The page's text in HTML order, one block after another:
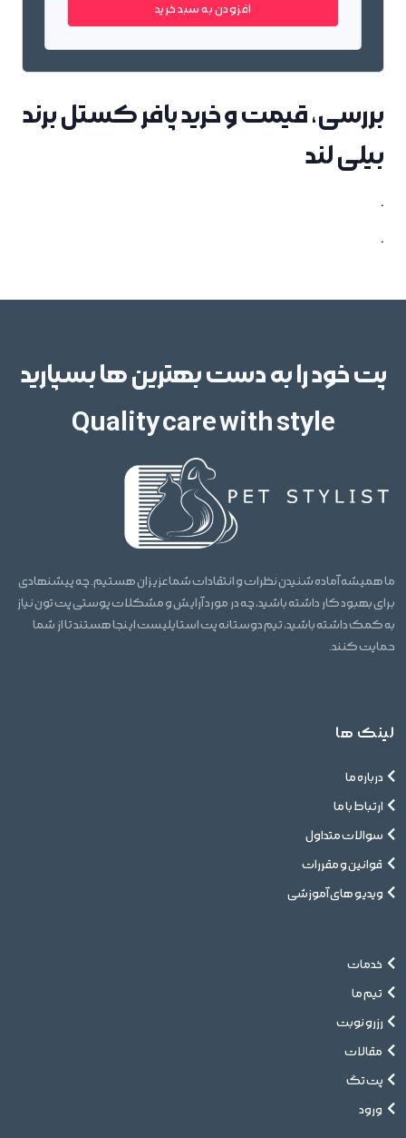
افزودن به سبد خرید
بررسی، قیمت و خرید پافر کستل برند
بیلی لند
.
.
پت خود را به دست بهترین ها بسپارید
Quality care with style
ما همیشه آماده شنیدن نظرات و انتقادات شما عزیزان هستیم. چه پیشنهادی
برای بهبود کار داشته باشید، چه در مورد آرایش و مشکلات پوستی پت تون نیاز
به کمک داشته باشید، تیم دوستانه پت استایلیست اینجا هستند تا از شما
حمایت کنند.
لینک ها
درباره ما
ارتباط با ما
سوالات متداول
قوانین و مقررات
ویدیو های آموزشی
خدمات
تیم ما
رزرو نوبت
مقالات
پت تگ
ورود